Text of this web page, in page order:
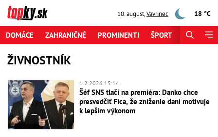
10. august,Vavrinec 18 °C
DOMÁCE ZAHRANIČNÉ PROMINENTI ŠPORT
ŽIVNOSTNÍK
1.2.2026 15:14
Šéf SNS tlačí na premiéra: Danko chce
presvedčiť Fica, že zníženie daní motivuje
k lepším výkonom